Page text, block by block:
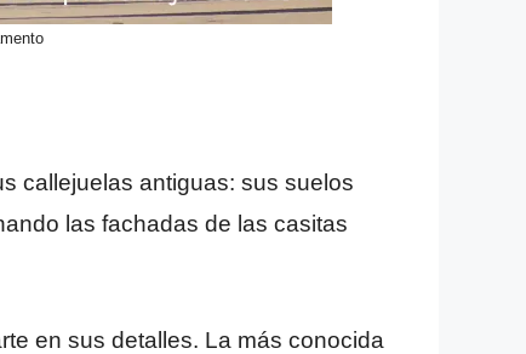
callejuelas antiguas: sus suelos
las fachadas de las casitas
en sus detalles. La más conocida